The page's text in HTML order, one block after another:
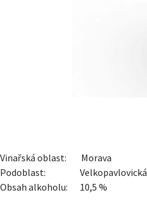
Vinařská oblast:
​Morava
Podoblast:
​Velkopavlovická
Obsah alkoholu:
​10,5 %